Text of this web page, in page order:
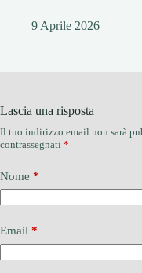
9 Aprile 2026
Lascia una risposta
Il tuo indirizzo email non sarà
contrassegnati *
Nome *
Email *